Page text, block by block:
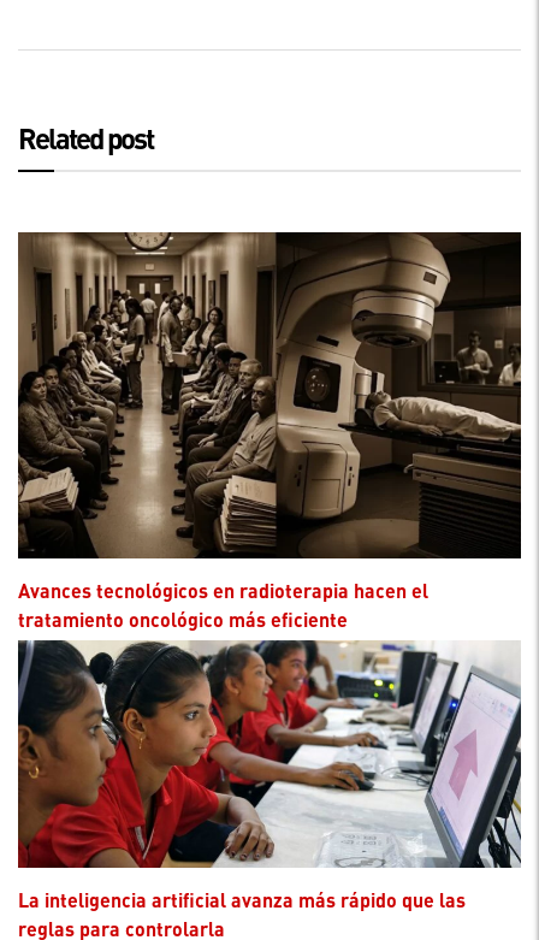
Related post
Avances tecnológicos en radioterapia hacen el
tratamiento oncológico más eficiente
La inteligencia artificial avanza más rápido que las
reglas para controlarla